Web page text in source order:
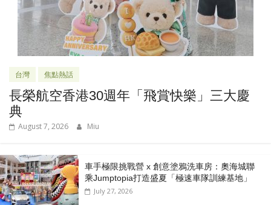
台灣 焦點熱話
長榮航空香港30週年「飛賞快樂」三大慶
典
August 7, 2026 Miu
車手極限挑戰營 x 創意塗鴉洗車房：奧海城聯
乘Jumptopia打造盛夏「極速車隊訓練基地」
July 27, 2026